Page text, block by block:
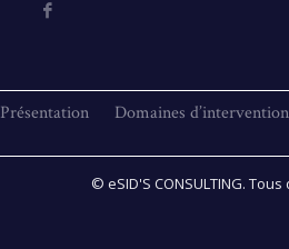
Présentation Domaines d’intervention
© eSID'S CONSULTING.